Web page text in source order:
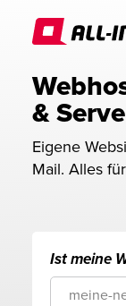
&
Eigene
Mail. Alles
Ist meine